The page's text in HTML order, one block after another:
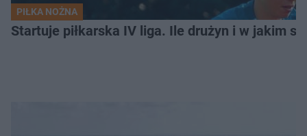
PIŁKA NOŻNA
Startuje piłkarska IV liga. Ile drużyn i w jakim